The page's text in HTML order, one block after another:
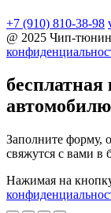
+7 (910) 810-38-98
@ 2025 Чип-
бесплатная
автомобилю
Заполните форму,
свяжутся с вами в
Нажимая на